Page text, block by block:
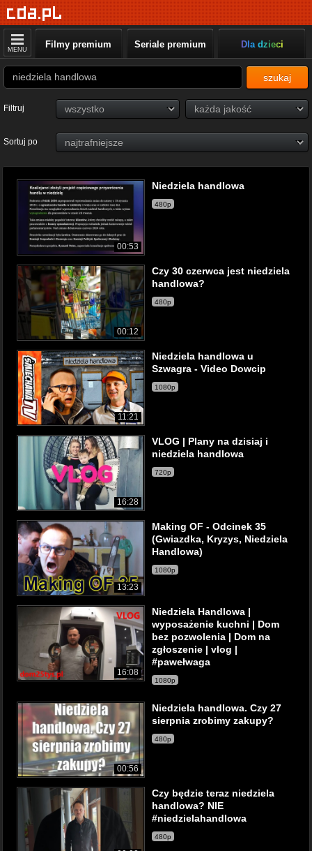
MENU Filmy premium Seriale premium Dla dzieci
szukaj
Filtruj
Sortuj po
00:53
Niedziela handlowa
480p
00:12
Czy 30 czerwca jest niedziela
handlowa?
480p
11:21
Niedziela handlowa u
Szwagra - Video Dowcip
1080p
16:28
VLOG | Plany na dzisiaj i
niedziela handlowa
720p
13:23
Making OF - Odcinek 35
(Gwiazdka, Kryzys, Niedziela
Handlowa)
1080p
16:08
Niedziela Handlowa |
wyposażenie kuchni | Dom
bez pozwolenia | Dom na
zgłoszenie | vlog |
#pawełwaga
1080p
00:56
Niedziela handlowa. Czy 27
sierpnia zrobimy zakupy?
480p
Czy będzie teraz niedziela
handlowa? NIE
#niedzielahandlowa
480p